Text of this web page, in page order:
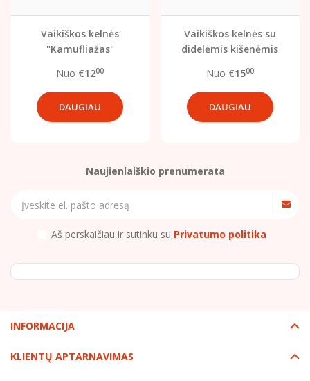
Vaikiškos kelnės
"Kamufliažas"
Nuo €1200
DAUGIAU
Vaikiškos kelnės su
didelėmis kišenėmis
Nuo €1500
DAUGIAU
Naujienlaiškio prenumerata
Aš perskaičiau ir sutinku su Privatumo politika
INFORMACIJA
KLIENTŲ APTARNAVIMAS